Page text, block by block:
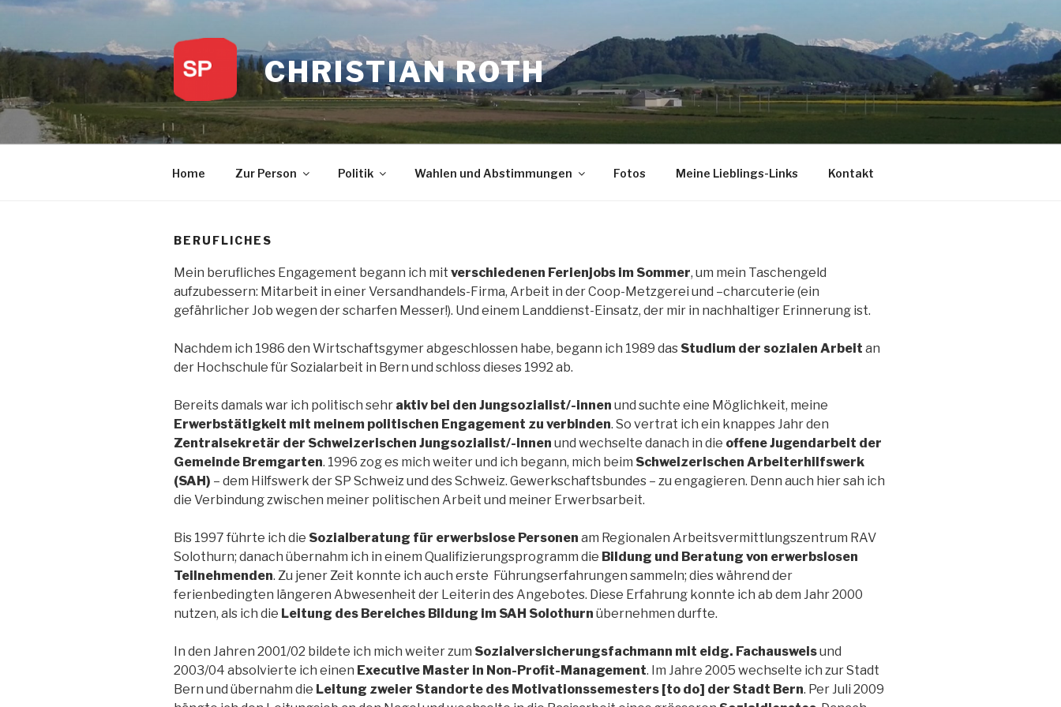
Zum
springen
CHRISTIAN ROTH
Home Zur Person Politik Wahlen und Abstimmungen Fotos Meine Lieblings-Links Kontakt
BERUFLICHES
Mein berufliches Engagement begann ich mit verschiedenen Ferienjobs im Sommer, um mein Taschengeld
aufzubessern: Mitarbeit in einer Versandhandels-Firma, Arbeit in der Coop-Metzgerei und –charcuterie (ein
gefährlicher Job wegen der scharfen Messer!). Und einem Landdienst-Einsatz, der mir in nachhaltiger Erinnerung ist.
Nachdem ich 1986 den Wirtschaftsgymer abgeschlossen habe, begann ich 1989 das Studium der sozialen Arbeit an
der Hochschule für Sozialarbeit in Bern und schloss dieses 1992 ab.
Bereits damals war ich politisch sehr aktiv bei den Jungsozialist/-innen und suchte eine Möglichkeit, meine
Erwerbstätigkeit mit meinem politischen Engagement zu verbinden. So vertrat ich ein knappes Jahr den
Zentralsekretär der Schweizerischen Jungsozialist/-innen und wechselte danach in die offene Jugendarbeit der
Gemeinde Bremgarten. 1996 zog es mich weiter und ich begann, mich beim Schweizerischen Arbeiterhilfswerk
(SAH) – dem Hilfswerk der SP Schweiz und des Schweiz. Gewerkschaftsbundes – zu engagieren. Denn auch hier sah ich
die Verbindung zwischen meiner politischen Arbeit und meiner Erwerbsarbeit.
Bis 1997 führte ich die Sozialberatung für erwerbslose Personen am Regionalen Arbeitsvermittlungszentrum RAV
Solothurn; danach übernahm ich in einem Qualifizierungsprogramm die Bildung und Beratung von erwerbslosen
Teilnehmenden. Zu jener Zeit konnte ich auch erste Führungserfahrungen sammeln; dies während der
ferienbedingten längeren Abwesenheit der Leiterin des Angebotes. Diese Erfahrung konnte ich ab dem Jahr 2000
nutzen, als ich die Leitung des Bereiches Bildung im SAH Solothurn übernehmen durfte.
In den Jahren 2001/02 bildete ich mich weiter zum Sozialversicherungsfachmann mit eidg. Fachausweisund
2003/04 absolvierte ich einen Executive Master in Non-Profit-Management. Im Jahre 2005 wechselte ich zur Stadt
Bern und übernahm die Leitung zweier Standorte des Motivationssemesters [to do] der Stadt Bern. Per Juli 2009